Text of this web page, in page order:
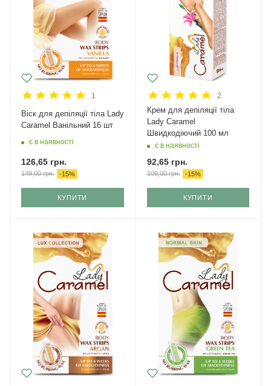
1
Віск для депіляції тіла Lady
Caramel Ванільний 16 шт
є в наявності
126,65 грн.
149,00грн. -15%
КУПИТИ
2
Крем для депіляції тіла
Lady Caramel
Швидкодіючий 100 мл
є в наявності
92,65грн.
109,00грн. -15%
КУПИТИ